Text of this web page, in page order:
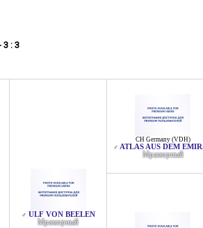
3 : 3
♂ ULF VON BEELEN
Мраморный
CH Germany (VDH)
♂ ATLAS AUS DEM
Мраморный